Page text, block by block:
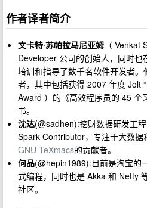
作者译者简介
文卡特·苏帕拉马尼亚姆 （
Developer 公司的创始人，同时
培训和指导了数千名软件开发者
者，其中包括获得 2007 年度 Jolt
Award ）的《高效程序员的 45 个
书。
沈达(@sadhen):挖财数据研发工
Spark Contributor，专注于大数
GNU TeXmacs的贡献者。
何品(@hepin1989):目前是淘宝的
式编程，同时也是 Akka 和 Netty
社区。